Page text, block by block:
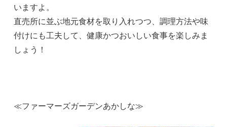
いますよ。
直売所に並ぶ地元食材を取り入れつつ、調理方法や味
付けにも工夫して、健康かつおいしい食事を楽しみま
しょう！
≪ファーマーズガーデンあかしな≫